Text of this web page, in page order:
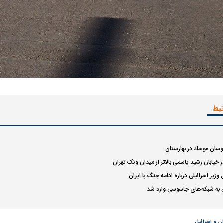
موساد در بهارستان
خیابان رشید یاسمی بالاتر از میدان ونک تهران
اسرائیلی درباره ادامه جنگ با ایران
به شبکه‌های جاسوسی وارد شد
مرموز؛
چیست؟
جراحان قلابی در شمال تهران بازداشت
شدند؛ از تزریق فیلر تا جراحی پلک
راهی بیمارستان
با تماشاگر
رقم نجومی رضایتنامه مدافع موردنظر
پرسپولیس لو رفت